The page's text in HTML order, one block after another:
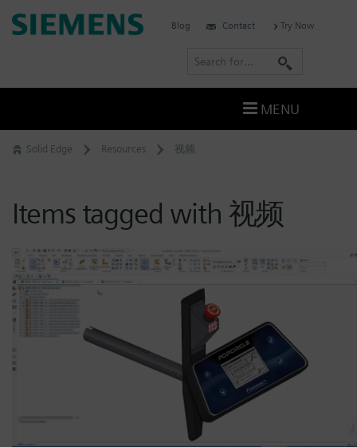
Skip
to
Solid Edge Resources 视频
Items tagged with 视频
Siemens
Blog Contact Try Now
r
c
MENU